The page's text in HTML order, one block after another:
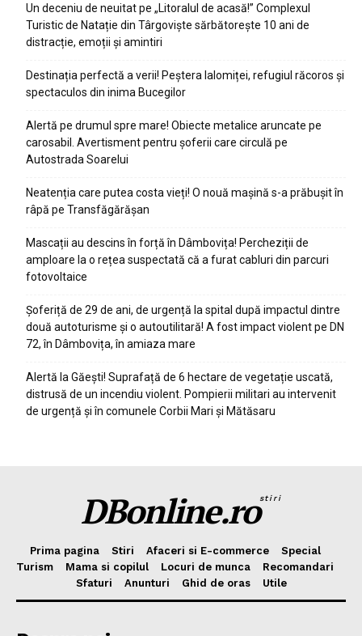
Un deceniu de neuitat pe „Litoralul de acasă!” Complexul
Turistic de Natație din Târgoviște sărbătorește 10 ani de
distracție, emoții și amintiri
Destinația perfectă a verii! Peștera Ialomiței, refugiul răcoros și
spectaculos din inima Bucegilor
Alertă pe drumul spre mare! Obiecte metalice aruncate pe
carosabil. Avertisment pentru șoferii care circulă pe
Autostrada Soarelui
Neatenția care putea costa vieți! O nouă mașină s-a prăbușit în
râpă pe Transfăgărășan
Mascații au descins în forță în Dâmbovița! Percheziții de
amploare la o rețea suspectată că a furat cabluri din parcuri
fotovoltaice
Șoferiță de 29 de ani, de urgență la spital după impactul dintre
două autoturisme și o autoutilitară! A fost impact violent pe DN
72, în Dâmbovița, în amiaza mare
Alertă la Găești! Suprafață de 6 hectare de vegetație uscată,
distrusă de un incendiu violent. Pompierii militari au intervenit
de urgență și în comunele Corbii Mari și Mătăsaru
DBonline.rostiri
Prima pagina Stiri Afaceri si E-commerce
Special
Turism
Mama si copilul Locuri de munca
Recomandari
Sfaturi
Anunturi Ghid de oras Utile